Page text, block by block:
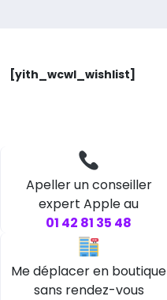
[yith_wcwl_wishlist]
Apeller un conseiller
expert Apple au
01 42 81 35 48
Me déplacer en boutique
sans rendez-vous